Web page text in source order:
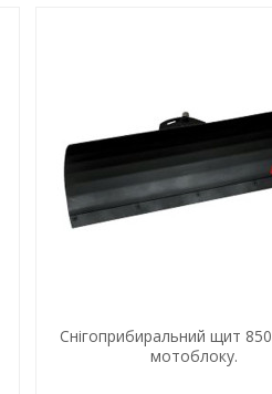
Снігоприбиральний щит
мотоблоку.